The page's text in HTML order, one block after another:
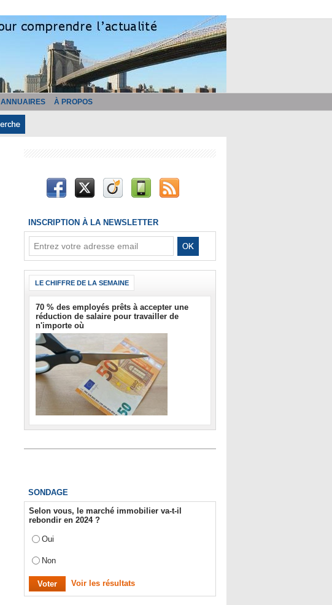
ANNUAIRES À PROPOS
INSCRIPTION À LA NEWSLETTER
LE CHIFFRE DE LA SEMAINE
70 % des employés prêts à accepter une
réduction de salaire pour travailler de
n'importe où
SONDAGE
Selon vous, le marché immobilier va-t-il
rebondir en 2024 ?
Oui
Non
Voir les résultats